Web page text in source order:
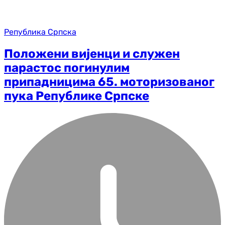
Република Српска
Положени вијенци и служен
парастос погинулим
припадницима 65. моторизованог
пука Републике Српске